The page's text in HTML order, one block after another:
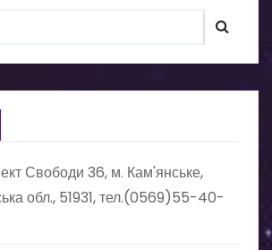
Свободи 36, м. Кам'янське,
обл., 51931, тел.(0569)55-40-